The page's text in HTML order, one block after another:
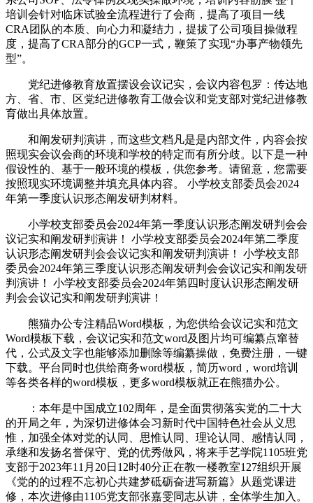
培训会针对临床试验全流程进行了会商，提高了项目一线
CRA团队的本质、向心力和凝结力，提拔了公司项目操做程
度，提高了CRA部分的GCP一式，鞭策了实现“办事产物领先
型”。
党纪进修教育放置摆设会议记实，会议内容包罗：传达地
方、省、市、区党纪进修教育工做会议和党支部对党纪进修教
育做出具体放置。
和阐发研判演讲，而这些文档凡是是内部文件，内容会按
照现实会议会商的环境和学校的特定而有所分歧。以下是一种
假设性的、基于一般环境的模板，供您参考。请留意，您需要
按照现实环境调整并填充具体内容。 小学校支部委员会2024
年第一季度认识形态阐发研判材料。
小学校支部委员会2024年第一季度认识形态阐发研判会会
议记实和阐发研判演讲！ 小学校支部委员会2024年第二季度
认识形态阐发研判会会议记实和阐发研判演讲！ 小学校支部
委员会2024年第三季度认识形态阐发研判会会议记实和阐发研
判演讲！ 小学校支部委员会2024年第四时度认识形态阐发研
判会会议记实和阐发研判演讲！
熊猫办公专注精品Word模板，为您供给会议记实和范文
Word模板下载，会议记实和范文word及图片均可编纂点窜替
代，公式及文字也能够添加删除等编纂操做，免费注册，一键
下载。平台同时也供给商务word模板，简历word，word培训
等各类各样的word模板，更多word模板就正在熊猫办公。
：本年是中国成立102周年，是全面贯彻落实党的二十大
的开局之年，为深切进修体会习新时代中国特色社会从义思
惟，加强全体对党的认同、思惟认同、理论认同、感情认同，
承继和发扬名誉保守、党的优秀做风，将来手艺学院1105班党
支部于2023年11月20日12时40分正在教一楼教室127组织开展
《党的的过程不忘初心共建梦砥砺奋进写新篇》从题党课进
修，本次进修由1105党支部张嘉雯同志从讲，全体学生加入。